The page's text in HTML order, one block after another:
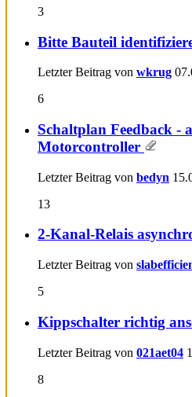
3
Bitte Bauteil
Letzter Beitrag von wkrug
6
Schaltplan Feedback -
Motorcontroller
Letzter Beitrag von bedyn
13
2-Kanal-Relais
Letzter Beitrag von
5
Kippschalter richtig
Letzter Beitrag von 021aet04
8